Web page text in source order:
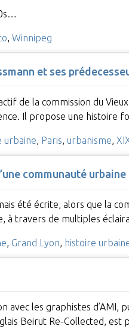
Winnipeg
et ses
de la commission du
Il propose une histoire
urbaine, Paris, urbanisme,
communauté urbaine
été écrite, alors que la
à travers de multiples
, Grand Lyon, histoire
avec les graphistes
Beirut Re-Collected, est